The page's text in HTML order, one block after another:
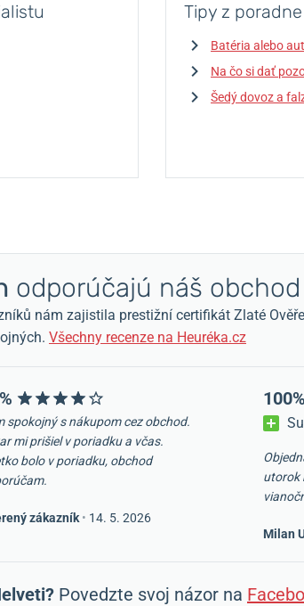
Tipy z poradne
Batéria alebo
Na čo si dať
Šedý dovoz a
odporúčajú náš obchod
nám zajistila prestižní certifikát Zlaté
Všechny recenze na Heuréka.cz
spokojný s nákupom cez obchod.
mi prišiel v poriadku a včas.
bolo v poriadku, obchod
zákazník • 14. 5. 2026
100%
utorok
Milan
Povedzte svoj názor na